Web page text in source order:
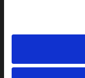
Concerte si
Sport